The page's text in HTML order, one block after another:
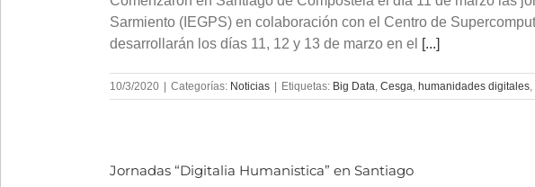
Sarmiento (IEGPS) en colaboración con el Centro de
desarrollarán los días 11, 12 y 13 de marzo en el
[...]
10/3/2020 Categorías: Noticias Etiquetas: Big Data, Cesga, humanidades digitales,
Jornadas “Digitalia Humanistica” en Santiago